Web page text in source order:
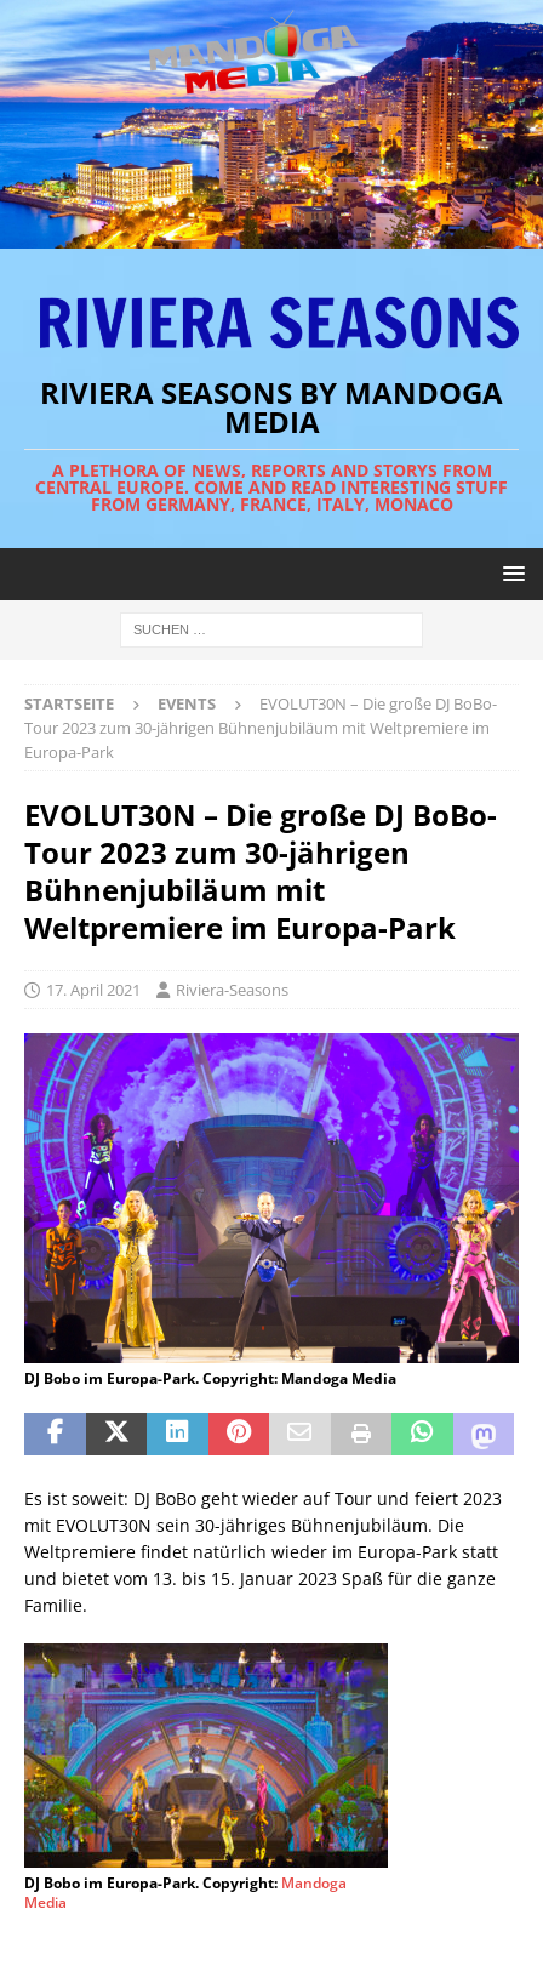
RIVIERA SEASONS BY MANDOGA
MEDIA
A PLETHORA OF NEWS, REPORTS AND STORYS FROM
CENTRAL EUROPE. COME AND READ INTERESTING STUFF
FROM GERMANY, FRANCE, ITALY, MONACO
STARTSEITE EVENTS
EVOLUT30N – Die große DJ BoBo-
Tour 2023 zum 30-jährigen Bühnenjubiläum mit Weltpremiere im
Europa-Park
EVOLUT30N – Die große DJ BoBo-
Tour 2023 zum 30-jährigen
Bühnenjubiläum mit
Weltpremiere im Europa-Park
17. April 2021 Riviera-Seasons
DJ Bobo im Europa-Park. Copyright: Mandoga Media
Es ist soweit: DJ BoBo geht wieder auf Tour und feiert 2023
mit EVOLUT30N sein 30-jähriges Bühnenjubiläum. Die
Weltpremiere findet natürlich wieder im Europa-Park statt
und bietet vom 13. bis 15. Januar 2023 Spaß für die ganze
Familie.
DJ Bobo im Europa-Park. Copyright: Mandoga
Media